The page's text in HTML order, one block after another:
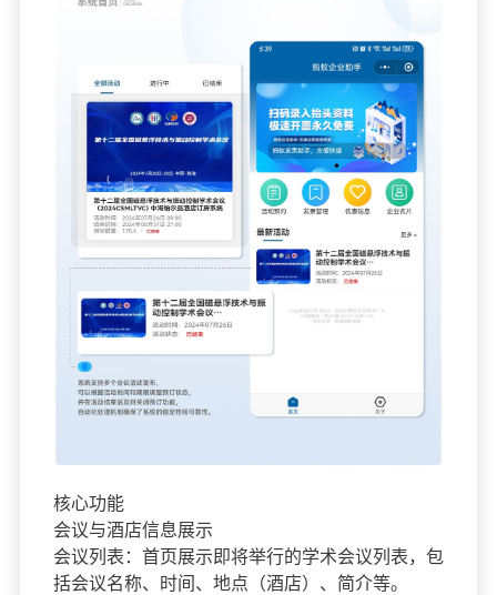
核心功能
会议与酒店信息展示
会议列表：首页展示即将举行的学术会议列表，包
括会议名称、时间、地点（酒店）、简介等。